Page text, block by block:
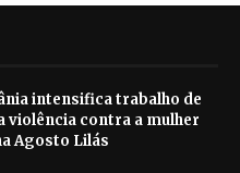
intensifica trabalho de
violência contra a mulher
Agosto Lilás